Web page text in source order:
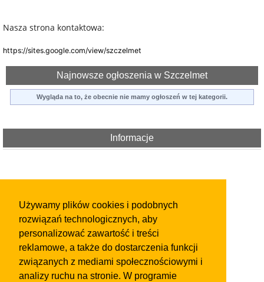
Używamy plików cookies i podobnych
rozwiązań technologicznych, aby
personalizować zawartość i treści
reklamowe, a także do dostarczenia funkcji
związanych z mediami społecznościowymi i
analizy ruchu na stronie. W programie
Nasza strona kontaktowa:
https://sites.google.com/view/szczelmet
Najnowsze ogłoszenia w Szczelmet
Wygląda na to, że obecnie nie mamy ogłoszeń w tej kategorii.
Informacje